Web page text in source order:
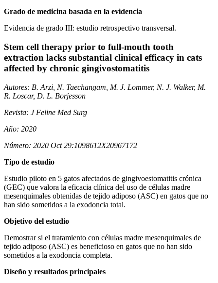
Grado de medicina basada en la evidencia
Evidencia de grado III: estudio retrospectivo transversal.
Stem cell therapy prior to full-mouth tooth
extraction lacks substantial clinical efficacy in cats
affected by chronic gingivostomatitis
Autores: B. Arzi, N. Taechangam, M. J. Lommer, N. J. Walker, M.
R. Loscar, D. L. Borjesson
Revista: J Feline Med Surg
Año: 2020
Número: 2020 Oct 29:1098612X20967172
Tipo de estudio
Estudio piloto en 5 gatos afectados de gingivoestomatitis crónica
(GEC) que valora la eficacia clínica del uso de células madre
mesenquimales obtenidas de tejido adiposo (ASC) en gatos que no
han sido sometidos a la exodoncia total.
Objetivo del estudio
Demostrar si el tratamiento con células madre mesenquimales de
tejido adiposo (ASC) es beneficioso en gatos que no han sido
sometidos a la exodoncia completa.
Diseño y resultados principales